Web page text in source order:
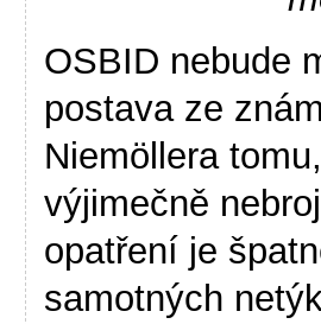
OSBID nebude
postava ze
Niemöllera
výjimečně
opatření je
samotných